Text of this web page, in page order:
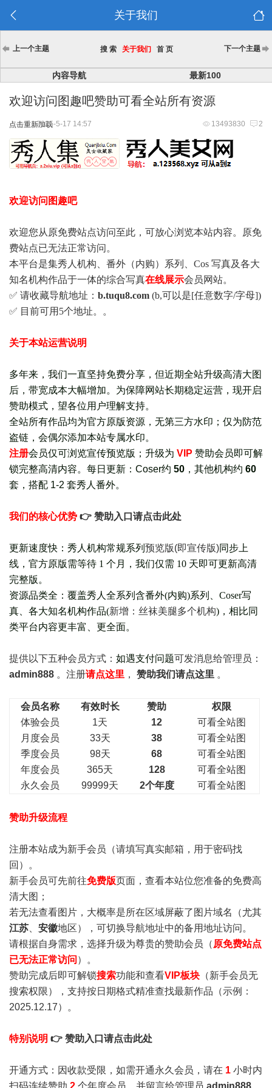
关于我们
上一个主题 搜 索 关于我们 首 页 下一个主题
内容导航 最新100
欢迎访问图趣吧赞助可看全站所有资源
点击重新加载 13493830 2
2025-5-17 14:57
欢迎访问图趣吧
欢迎您从原免费站点访问至此，可放心浏览本站内容。原免
费站点已无法正常访问。
本平台是集秀人机构、番外（内购）系列、Cos 写真及各大
知名机构作品于一体的综合写真在线展示会员网站。
✅ 请收藏导航地址： b.tuqu8.com (b,可以是[任意数字/字母])
✅ 目前可用5个地址。。
关于本站运营说明
多年来，我们一直坚持免费分享，但近期全站升级高清大图
后，带宽成本大幅增加。为保障网站长期稳定运营，现开启
赞助模式，望各位用户理解支持。
全站所有作品均为官方原版资源，无第三方水印；仅为防范
盗链，会偶尔添加本站专属水印。
注册会员仅可浏览宣传预览版 ； 升级为 VIP 赞助会员即可解
锁完整高清内容。每日更新： Coser约 50 ，其他机构约 60
套， 搭配 1-2 套秀人番外。
我们的核心优势 👉 赞助入口请点击此处
更新速度快：秀人机构常规系列 预览版(即宣传版)同步上
线，官方原版需等待 1 个月，我们仅需 10 天即可更新高清
完整版。
资源品类全：覆盖秀人全系列含番外(内购)系列、Coser写
真、各大知名机构作品(新增：丝袜美腿多个机构)，相比同
类平台内容更丰富、更全面。
提供以下五种会员方式： 如遇支付问题可发消息给管理员：
admin888 。注册请点这里 ， 赞助我们请点这里 。
会员名称 有效时长 赞助
权限
体验会员
1天 12
可看全站图
月度会员
33天 38
可看全站图
季度会员
98天 68
可看全站图
年度会员
365天 128
可看全站图
永久会员
99999天 2个年度 可看全站图
赞助升级流程
注册本站成为新手会员 （请填写真实邮箱，用于密码找
回）。
新手会员可先前往免费版页面，查看本站位您准备的免费高
清大图；
若无法查看图片，大概率是所在区域屏蔽了图片域名（尤其
江苏
安徽地区），可切换导航地址中的备用地址访问。
请根据自身需求，选择升级为尊贵的赞助会员（ 原免费站点
已无法正常访问 ）。
赞助完成后即可解锁搜索功能和查看VIP板块 （新手会员无
搜索权限），支持按日期格式精准查找最新作品（示例：
2025.12.17）。
特别说明 👉 赞助入口请点击此处
开通方式：因收款受限，如需开通永久会员，请在 1 小时内
扫码连续赞助 2 个年度会员，并留言给管理员 admin888